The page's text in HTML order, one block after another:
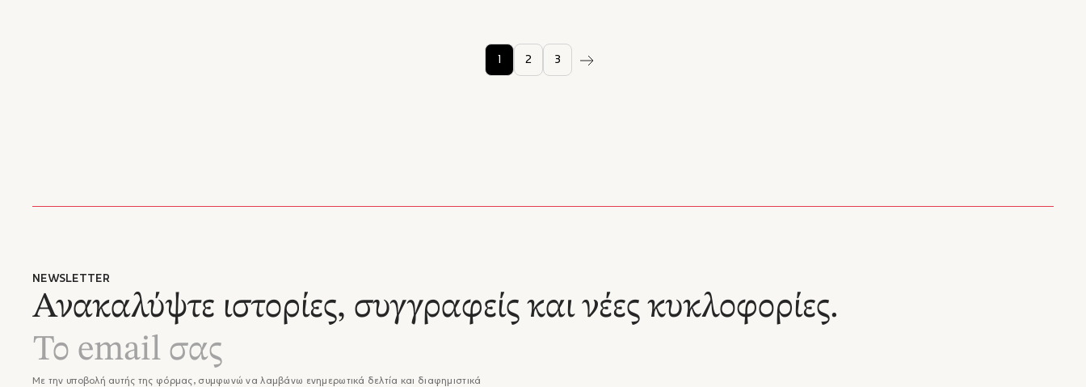
1 2 3
NEWSLETTER
Ανακαλύψτε ιστορίες, συγγραφείς και νέες κυκλοφορίες.
Με την υποβολή αυτής της φόρμας, συμφωνώ να λαμβάνω ενημερωτικά δελτία και διαφημιστικά